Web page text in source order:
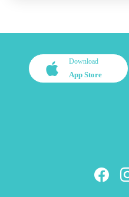
Download
App Store